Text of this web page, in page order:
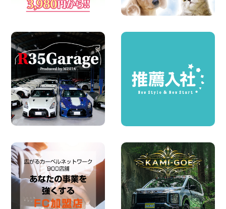
2026年08月07日
坂出川津店
【カーシェアのレンタカーが2台になりま
した!】 岐阜県 各務原那加店
100円レンタカー 各務原那加
2026年08月06日